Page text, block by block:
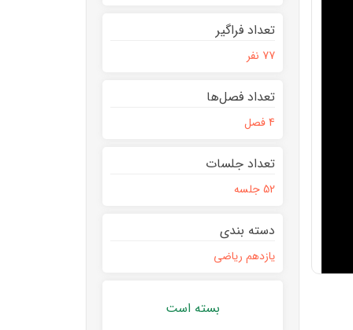
تعداد فراگیر
77 نفر
تعداد فصل‌ها
4 فصل
تعداد جلسات
52 جلسه
دسته بندی
یازدهم ریاضی
بسته است